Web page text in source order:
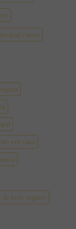
cateto
em casa
de bolo vegano